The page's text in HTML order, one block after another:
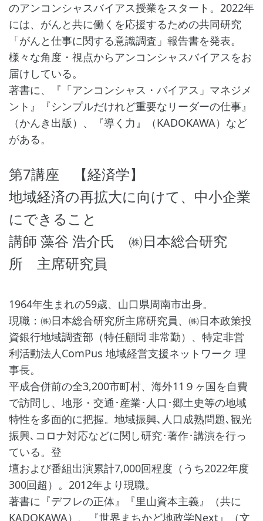
のアンコンシャスバイアス授業をスタート。2022年
には、がんと共に働くを応援するための共同研究
「がんと仕事に関する意識調査」報告書を発表。
様々な角度・視点からアンコンシャスバイアスをお
届けしている。
著書に、『「アンコンシャス・バイアス」マネジメ
ント』『シンプルだけれど重要なリーダーの仕事』
（かんき出版）、『導く力』（KADOKAWA）など
がある。
第7講座 【経済学】
地域経済の再拡大に向けて、中小企業
にできること
講師 藻谷 浩介氏 ㈱日本総合研究
所 主席研究員
1964年生まれの59歳、山口県周南市出身。
現職：㈱日本総合研究所主席研究員、㈱日本政策投
資銀行地域調査部（特任顧問 非常勤）、特定非営
利活動法人ComPus 地域経営支援ネットワーク 理
事長。
平成合併前の全3,200市町村、海外11９ヶ国を自費
で訪問し、地形・交通･産業･人口･郷土史等の地域
特性を多面的に把握。地域振興､人口成熟問題､観光
振興､コロナ対応などに関し研究･著作･講演を行っ
ている。登
壇および番組出演累計7,000回程度（うち2022年度
300回超）。2012年より現職。
著書に『デフレの正体』『里山資本主義』（共に
KADOKAWA）、『世界まちかど地政学Next』（文